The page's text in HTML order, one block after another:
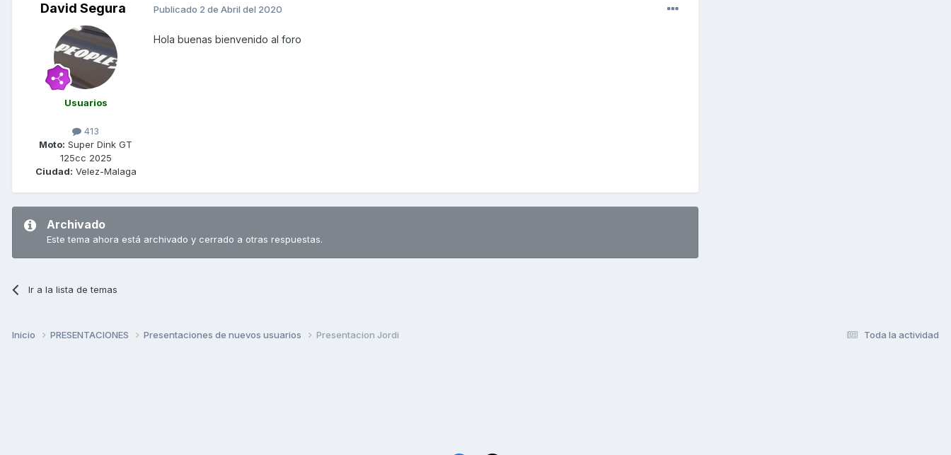
David Segura
Usuarios
413
Moto: Super Dink GT
125cc 2025
Ciudad: Velez-Malaga
Publicado 2 de Abril del 2020
Hola buenas bienvenido al foro
Archivado
Este tema ahora está archivado y cerrado a otras respuestas.
Ir a la lista de temas
Toda la actividad
Inicio PRESENTACIONES Presentaciones de nuevos usuarios Presentacion Jordi